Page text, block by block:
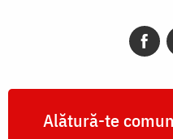
Alătură-te